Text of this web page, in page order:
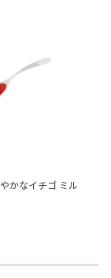
かなイチゴ ミル